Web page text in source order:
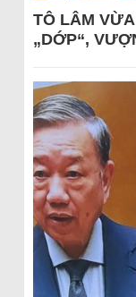
TÔ LÂM
„DỚP“,